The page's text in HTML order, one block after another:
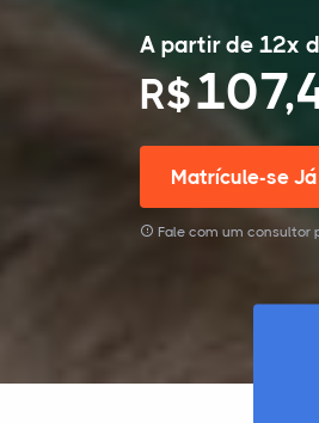
A partir de 12x
R$
Matrícule-se Já
Fale com um consultor